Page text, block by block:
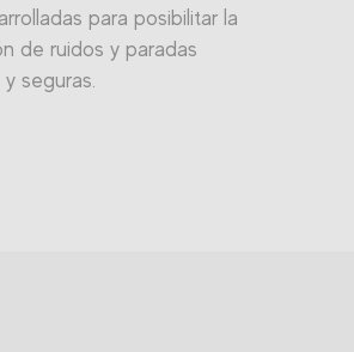
para posibilitar la
de ruidos y paradas
seguras.